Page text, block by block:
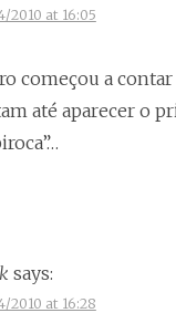
2010 at 16:05
começou a
até aparecer o
says:
2010 at 16:28